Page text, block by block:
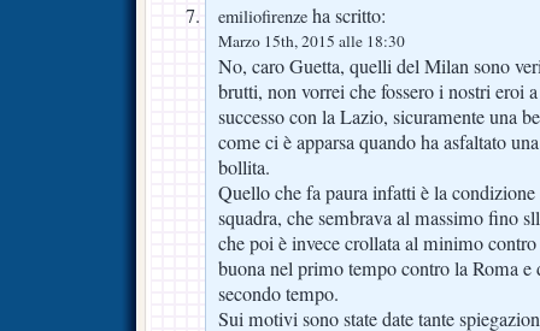
emiliofirenze ha scritto:
Marzo 15th, 2015 alle 18:30
No, caro Guetta, quelli del Milan sono
brutti, non vorrei che fossero i nostri eroi
successo con la Lazio, sicuramente una
come ci è apparsa quando ha asfaltato
bollita.
Quello che fa paura infatti è la
squadra, che sembrava al massimo fino
che poi è invece crollata al minimo
buona nel primo tempo contro la Roma e
secondo tempo.
Sui motivi sono state date tante